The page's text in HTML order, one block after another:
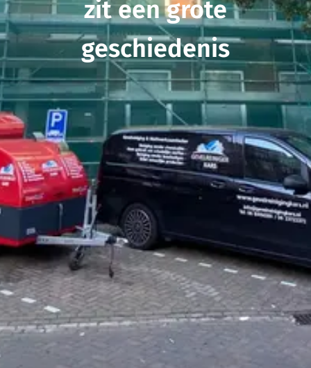
zit een grote
geschiedenis